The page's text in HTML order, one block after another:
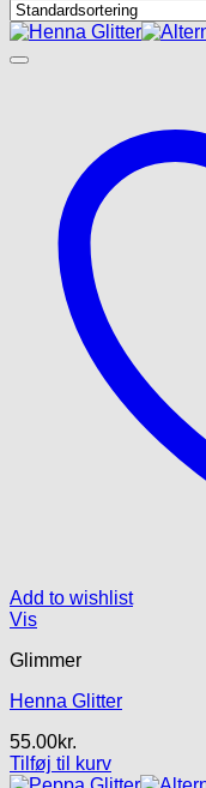
Add to wishlist
Vis
Glimmer
Henna Glitter
55.00kr.
Tilføj til kurv